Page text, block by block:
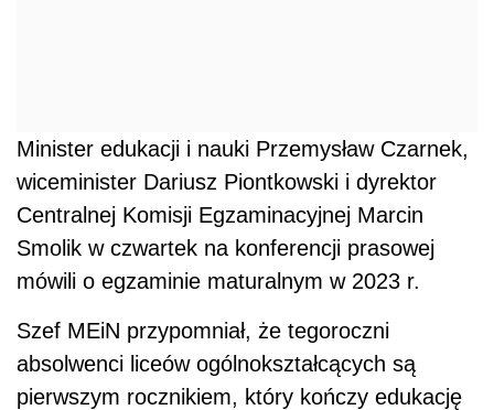
Minister edukacji i nauki Przemysław Czarnek,
wiceminister Dariusz Piontkowski i dyrektor
Centralnej Komisji Egzaminacyjnej Marcin
Smolik w czwartek na konferencji prasowej
mówili o egzaminie maturalnym w 2023 r.
Szef MEiN przypomniał, że tegoroczni
absolwenci liceów ogólnokształcących są
pierwszym rocznikiem, który kończy edukację